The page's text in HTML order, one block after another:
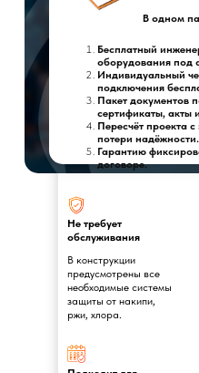
В одном
Бесплатный
оборудования под
Индивидуальный
подключения
Пакет документов
сертификаты, акты
Пересчёт проекта
потери надёжности.
Гарантию
договоре.
Не требует
обслуживания
В конструкции
предусмотрены все
необходимые системы
защиты от накипи,
ржи, хлора.